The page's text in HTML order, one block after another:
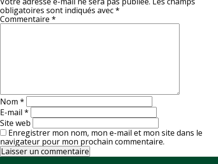
obligatoires sont indiqués avec*
Commentaire *
Nom *
E-mail *
Site web
Enregistrer mon nom, mon e-mail et mon site dans le
navigateur pour mon prochain commentaire.